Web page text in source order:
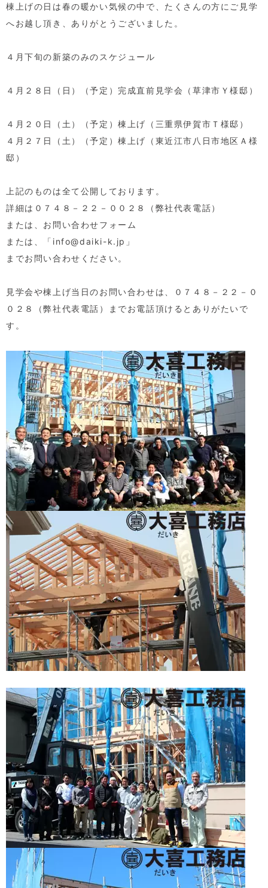
棟上げの日は春の暖かい気候の中で、たくさんの方にご見学
へお越し頂き、ありがとうございました。
４月下旬の新築のみのスケジュール
４月２８日（日）（予定）完成直前見学会（草津市Ｙ様邸）
４月２０日（土）（予定）棟上げ（三重県伊賀市Ｔ様邸）
４月２７日（土）（予定）棟上げ（東近江市八日市地区Ａ様
邸）
上記のものは全て公開しております。
詳細は０７４８－２２－００２８（弊社代表電話）
または、お問い合わせフォーム
または、「info@daiki-k.jp」
までお問い合わせください。
見学会や棟上げ当日のお問い合わせは、０７４８－２２－０
０２８（弊社代表電話）までお電話頂けるとありがたいで
す。